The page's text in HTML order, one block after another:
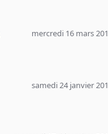
mercredi 16 mars
samedi 24 janvier